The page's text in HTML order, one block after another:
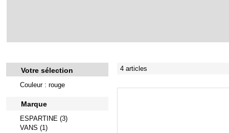
Votre sélection
Couleur : rouge
Marque
ESPARTINE (3)
VANS (1)
4 articles